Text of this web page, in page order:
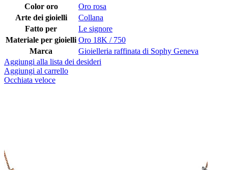
Color oro
Oro rosa
Arte dei gioielli
Collana
Fatto per
Le signore
Materiale per gioielli Oro 18K / 750
Marca
Gioielleria raffinata di Sophy Geneva
Aggiungi alla lista dei desideri
Aggiungi al carrello
Occhiata veloce